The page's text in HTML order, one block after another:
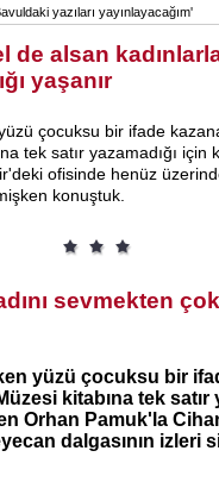
yazıları yayınlayacağım'
de alsan
yaşanır
çocuksu bir ifade
tek satır yazamadığı
ofisinde henüz
konuştuk.
sevmekten
yüzü çocuksu bir
kitabına tek satır
Orhan Pamuk'la
dalgasının izleri